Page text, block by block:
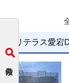
リテラス愛宕